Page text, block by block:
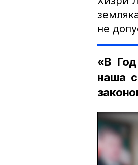
не
«В
наша